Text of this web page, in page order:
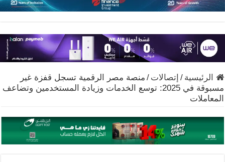
الرئيسية / إتصالات / منصة مصر الرقمية تسجل قفزة غير
مسبوقة في 2025: توسع الخدمات وزيادة المستخدمين وتضاعف
المعاملات